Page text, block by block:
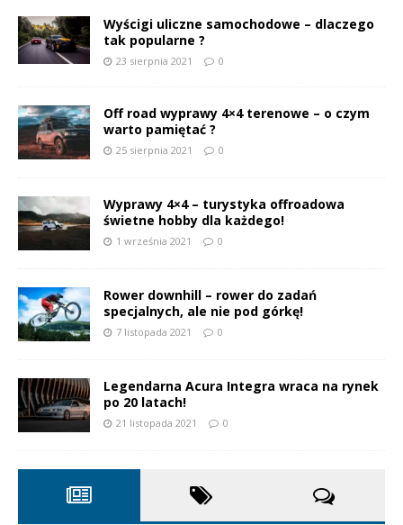
Wyścigi uliczne samochodowe – dlaczego
tak popularne ?
23 sierpnia 2021 0
Off road wyprawy 4×4 terenowe – o czym
warto pamiętać ?
25 sierpnia 2021 0
Wyprawy 4×4 – turystyka offroadowa
świetne hobby dla każdego!
1 września 2021 0
Rower downhill – rower do zadań
specjalnych, ale nie pod górkę!
7 listopada 2021 0
Legendarna Acura Integra wraca na rynek
po 20 latach!
21 listopada 2021 0